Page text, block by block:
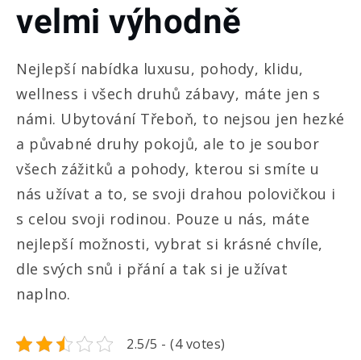
velmi výhodně
Nejlepší nabídka luxusu, pohody, klidu,
wellness i všech druhů zábavy, máte jen s
námi. Ubytování Třeboň, to nejsou jen hezké
a půvabné druhy pokojů, ale to je soubor
všech zážitků a pohody, kterou si smíte u
nás užívat a to, se svoji drahou polovičkou i
s celou svoji rodinou. Pouze u nás, máte
nejlepší možnosti, vybrat si krásné chvíle,
dle svých snů i přání a tak si je užívat
naplno.
2.5/5 - (4 votes)